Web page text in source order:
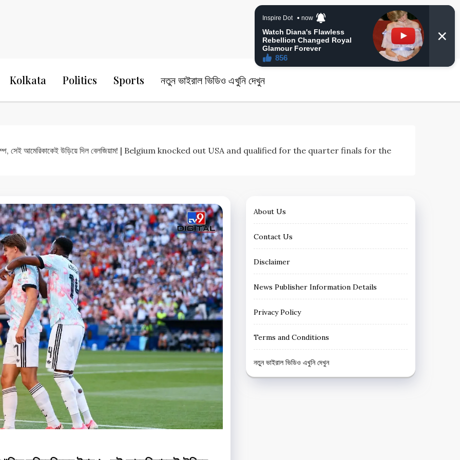
24 Ghanta Bangla News
Kolkata Politics Sports নতুন ভাইরাল ভিডিও এখুনি দেখুন
ট্রাম্প, সেই আমেরিকাকেই উড়িয়ে দিল বেলজিয়াম! | Belgium knocked out USA and qualified for the quarter finals for the
About Us
Contact Us
Disclaimer
News Publisher Information Details
Privacy Policy
Terms and Conditions
নতুন ভাইরাল ভিডিও এখুনি দেখুন